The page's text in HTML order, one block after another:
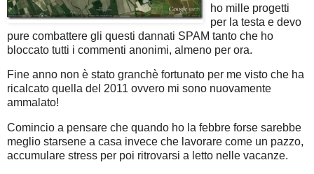
ho mille progetti
per la testa e devo
pure combattere gli questi dannati SPAM tanto che ho
bloccato tutti i commenti anonimi, almeno per ora.
Fine anno non è stato granchè fortunato per me visto che ha
ricalcato quella del 2011 ovvero mi sono nuovamente
ammalato!
Comincio a pensare che quando ho la febbre forse sarebbe
meglio starsene a casa invece che lavorare come un pazzo,
accumulare stress per poi ritrovarsi a letto nelle vacanze.